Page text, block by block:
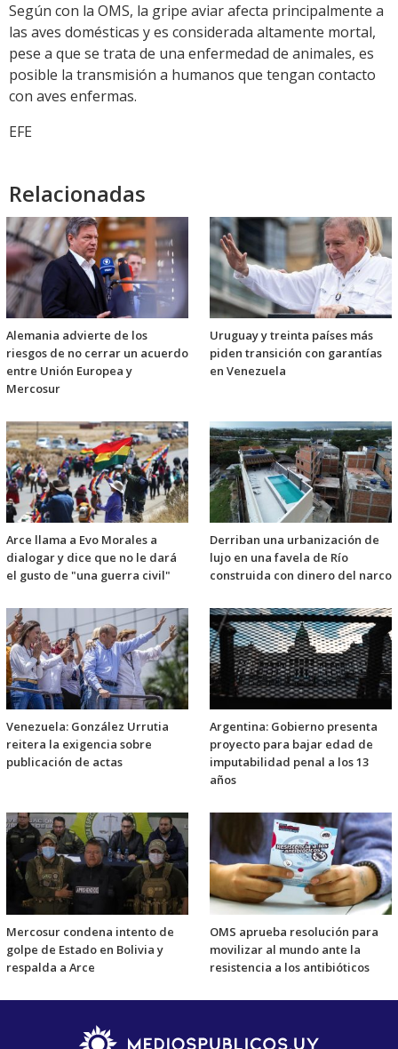
Según con la OMS, la gripe aviar afecta principalmente a
las aves domésticas y es considerada altamente mortal,
pese a que se trata de una enfermedad de animales, es
posible la transmisión a humanos que tengan contacto
con aves enfermas.
EFE
Relacionadas
Alemania advierte de los
riesgos de no cerrar un acuerdo
entre Unión Europea y
Mercosur
Uruguay y treinta países más
piden transición con garantías
en Venezuela
Arce llama a Evo Morales a
dialogar y dice que no le dará
el gusto de "una guerra civil"
Derriban una urbanización de
lujo en una favela de Río
construida con dinero del narco
Venezuela: González Urrutia
reitera la exigencia sobre
publicación de actas
Argentina: Gobierno presenta
proyecto para bajar edad de
imputabilidad penal a los 13
años
Mercosur condena intento de
golpe de Estado en Bolivia y
respalda a Arce
OMS aprueba resolución para
movilizar al mundo ante la
resistencia a los antibióticos